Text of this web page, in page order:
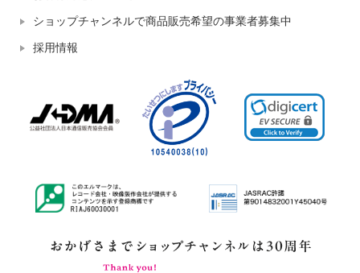
ショップチャンネルで商品販売希望の事業者募集中
採用情報